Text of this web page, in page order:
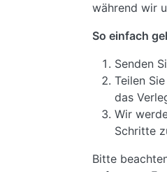
während wir
So einfach
Senden
Teilen
das
Wir
Schritte
Bitte